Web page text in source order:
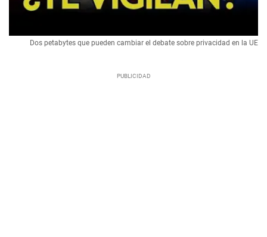
Dos petabytes que pueden cambiar el debate sobre privacidad en la UE